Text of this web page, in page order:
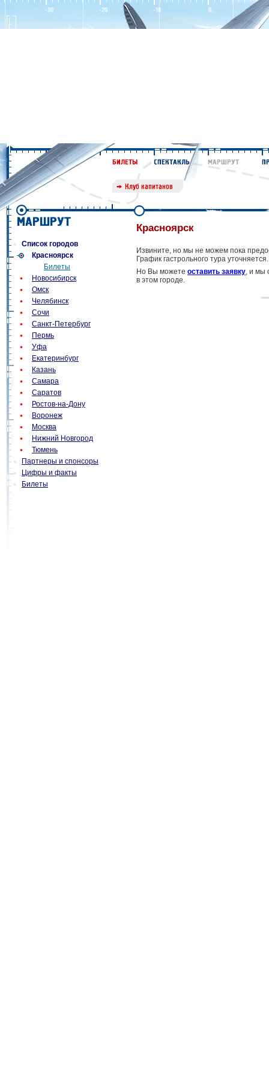
Список городов
Красноярск
Билеты
Новосибирск
Омск
Челябинск
Сочи
Санкт-Петербург
Пермь
Уфа
Екатеринбург
Казань
Самара
Саратов
Ростов-на-Дону
Воронеж
Москва
Нижний Новгород
Тюмень
Партнеры и спонсоры
Цифры и факты
Билеты
Красноярск
Извините, но мы не можем пока
График гастрольного тура уточняется.
Но Вы можете оставить заявку, и мы
в этом городе.